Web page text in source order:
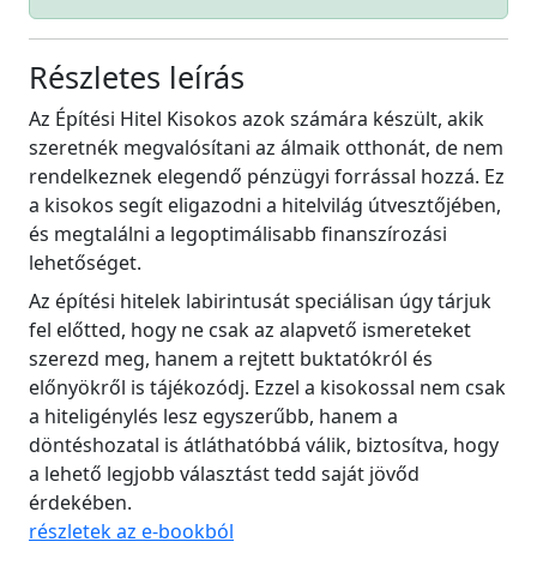
Részletes leírás
Az Építési Hitel Kisokos azok számára készült, akik
szeretnék megvalósítani az álmaik otthonát, de nem
rendelkeznek elegendő pénzügyi forrással hozzá. Ez
a kisokos segít eligazodni a hitelvilág útvesztőjében,
és megtalálni a legoptimálisabb finanszírozási
lehetőséget.
Az építési hitelek labirintusát speciálisan úgy tárjuk
fel előtted, hogy ne csak az alapvető ismereteket
szerezd meg, hanem a rejtett buktatókról és
előnyökről is tájékozódj. Ezzel a kisokossal nem csak
a hiteligénylés lesz egyszerűbb, hanem a
döntéshozatal is átláthatóbbá válik, biztosítva, hogy
a lehető legjobb választást tedd saját jövőd
érdekében.
részletek az e-bookból